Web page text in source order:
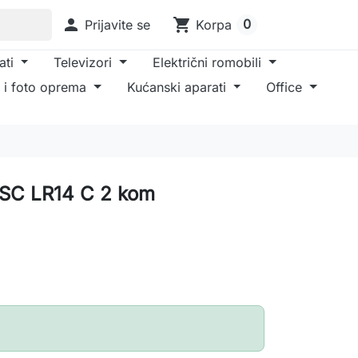
 Prijavite se shopping_cart Korpa 0
Televizori
Električni romobili
i foto oprema Kućanski aparati
Office
LR14 C 2 kom